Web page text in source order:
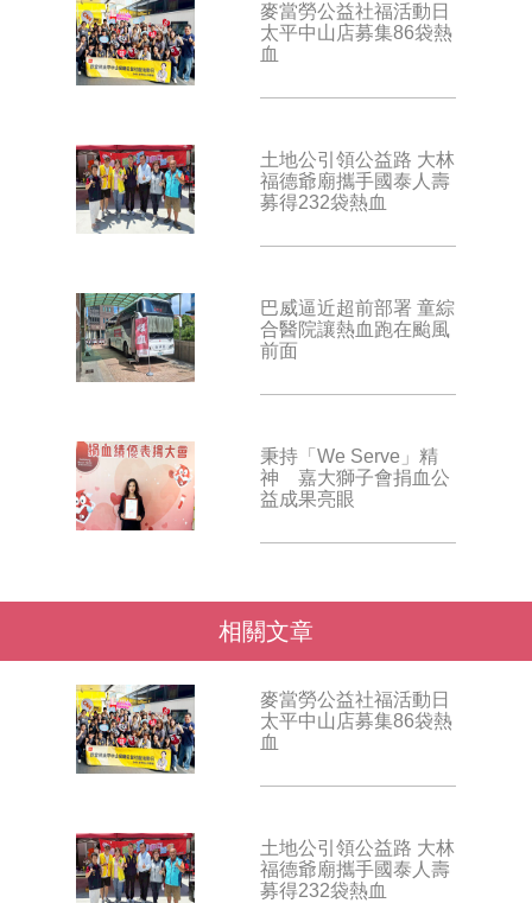
麥當勞公益社福活動日
太平中山店募集86袋熱
血
土地公引領公益路 大林
福德爺廟攜手國泰人壽
募得232袋熱血
巴威逼近超前部署 童綜
合醫院讓熱血跑在颱風
前面
秉持「We Serve」精
神 嘉大獅子會捐血公
益成果亮眼
相關文章
麥當勞公益社福活動日
太平中山店募集86袋熱
血
土地公引領公益路 大林
福德爺廟攜手國泰人壽
募得232袋熱血